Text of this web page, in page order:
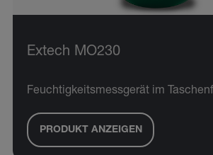
Extech MO230
Feuchtigkeitsmessgerät im
PRODUKT ANZEIGEN